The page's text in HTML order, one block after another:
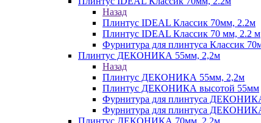
Назад
Плинтус IDEAL Классик 70мм, 2.2м
Плинтус IDEAL Классик 70 мм, 2.2 м
Фурнитура для плинтуса Классик
Плинтус ДЕКОНИКА 55мм, 2,2м
Назад
Плинтус ДЕКОНИКА 55мм, 2,2м
Плинтус ДЕКОНИКА высотой 55мм
Фурнитура для плинтуса
Фурнитура для плинтуса
Плинтус ДЕКОНИКА 70мм, 2,2м